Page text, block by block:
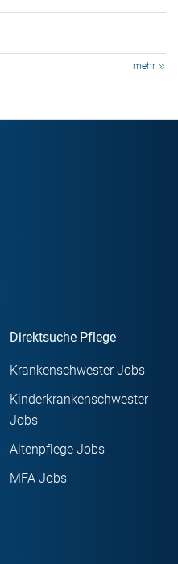
mehr
Direktsuche Pflege
Krankenschwester Jobs
Kinderkrankenschwester
Jobs
Altenpflege Jobs
MFA Jobs